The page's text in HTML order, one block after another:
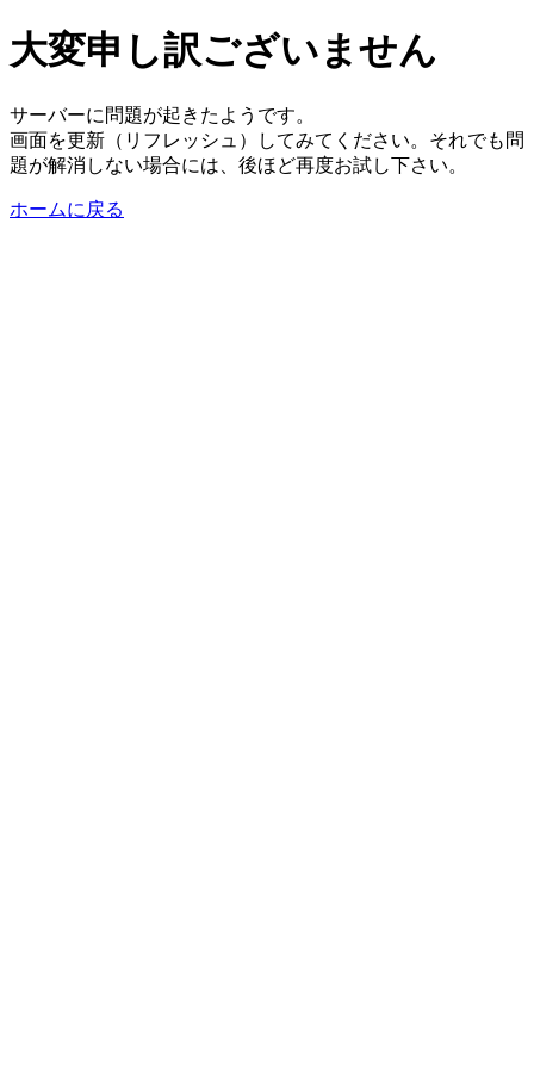
大変申し訳ございません
サーバーに問題が起きたようです。
画面を更新（リフレッシュ）してみてください。それでも問
題が解消しない場合には、後ほど再度お試し下さい。
ホームに戻る